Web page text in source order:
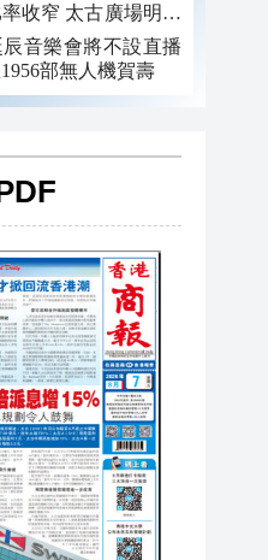
收窄 太古廣場明年
音樂會將不設直播
部無人機賀壽